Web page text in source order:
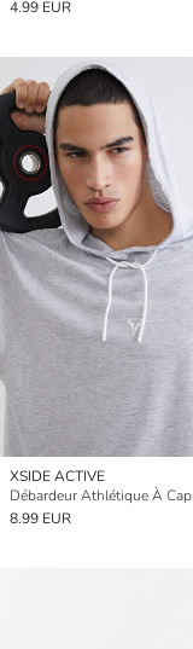
4.99 EUR
XSIDE ACTIVE
8.99 EUR